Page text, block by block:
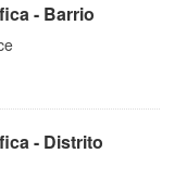
- Barrio
- Distrito